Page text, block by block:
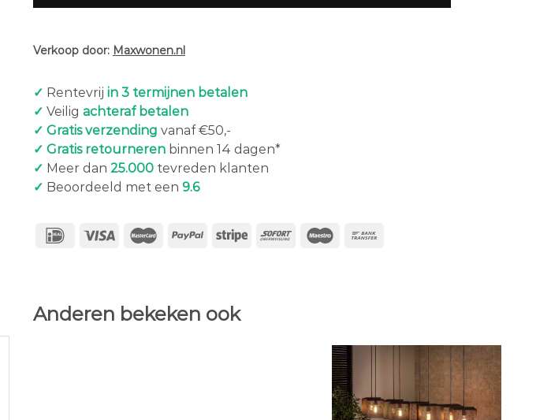
Verkoop door: Maxwonen.nl
✓ Rentevrij in 3 termijnen betalen
✓ Veilig achteraf betalen
✓ Gratis verzending vanaf €50,-
✓ Gratis retourneren binnen 14 dagen*
✓ Meer dan 25.000 tevreden klanten
✓ Beoordeeld met een 9.6
Anderen bekeken ook